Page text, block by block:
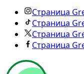
Страница
Страница
Страница
Страница